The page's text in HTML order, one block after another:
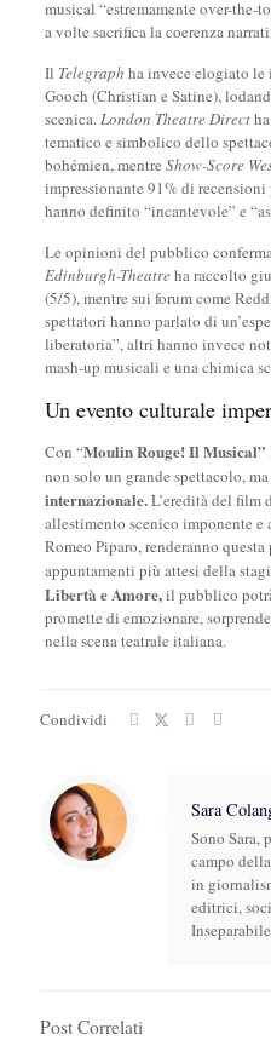
musical “estremamente over-the-
a volte sacrifica la coerenza
Il Telegraph ha invece elogiato
Gooch (Christian e Satine),
scenica.London Theatre Directha
tematico e simbolico dello
bohémien, mentre Show-Score
impressionante 91% di
hanno definito “incantevole” e
Le opinioni del pubblico
Edinburgh-Theatreha raccolto
(5/5), mentre sui forum come
spettatori hanno parlato di
liberatoria”, altri hanno invece
mash-up musicali e una chimica
Un evento culturale
Con “Moulin Rouge! Il Musical”
non solo un grande spettacolo, ma
internazionale.L’eredità del film
allestimento scenico imponente e
Romeo Piparo, renderanno
appuntamenti più attesi della
Libertà e Amore,il pubblico
promette di emozionare,
nella scena teatrale italiana.
Condividi
Sara
Sono Sara,
campo
in
editrici,
Post Correlati